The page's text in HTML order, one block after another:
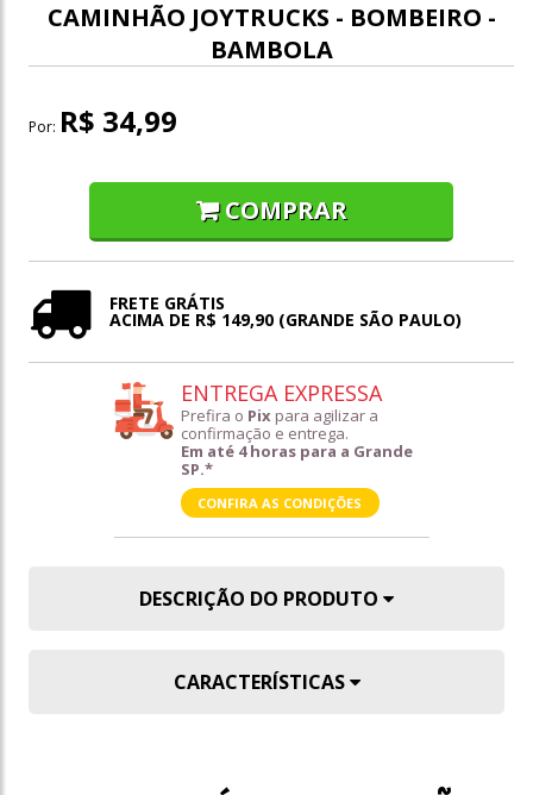
CAMINHÃO JOYTRUCKS - BOMBEIRO -
BAMBOLA
Por: R$ 34,99
COMPRAR
FRETE GRÁTIS
ACIMA DE R$ 149,90 (GRANDE SÃO PAULO)
ENTREGA EXPRESSA
Prefira o Pix para agilizar a
confirmação e entrega.
Em até 4 horas para a Grande
SP.*
CONFIRA AS CONDIÇÕES
DESCRIÇÃO DO PRODUTO
CARACTERÍSTICAS